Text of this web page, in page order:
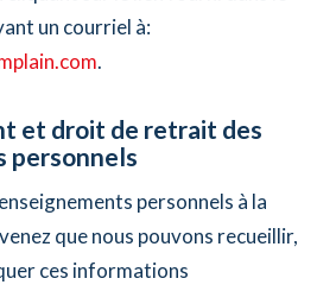
un courriel à:
.
et droit de retrait des
personnels
personnels à la
que nous pouvons recueillir,
ces informations